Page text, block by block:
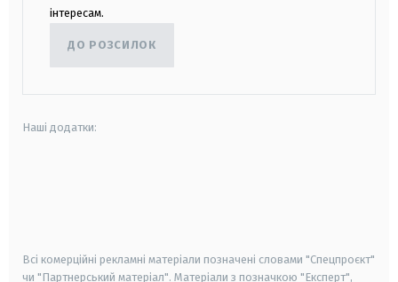
інтересам.
ДО РОЗСИЛОК
Наші додатки:
Всі комерційні рекламні матеріали позначені словами "Спецпроєкт"
чи "Партнерський матеріал". Матеріали з позначкою "Експерт",